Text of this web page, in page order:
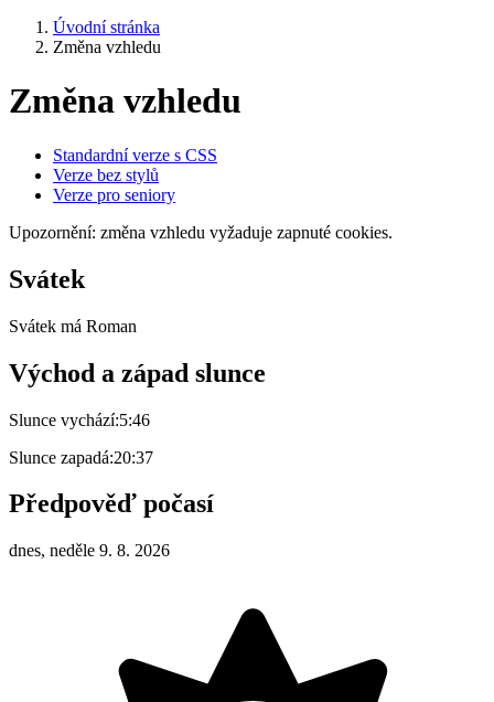
Úvodní stránka
Změna vzhledu
Změna vzhledu
Standardní verze s CSS
Verze bez stylů
Verze pro seniory
Upozornění: změna vzhledu vyžaduje zapnuté cookies.
Svátek
Svátek má Roman
Východ a západ slunce
Slunce vychází:5:46
Slunce zapadá:20:37
Předpověď počasí
dnes, neděle 9. 8. 2026